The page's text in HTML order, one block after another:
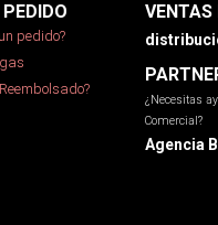
pedido?
VENTAS
¿Necesitas
Comercial?
Agencia